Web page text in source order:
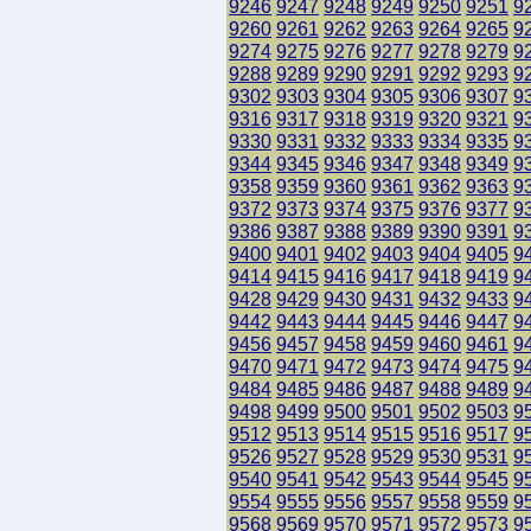
9246 9247 9248 9249 9250 9251
9260 9261 9262 9263 9264 9265
9274 9275 9276 9277 9278 9279
9288 9289 9290 9291 9292 9293
9302 9303 9304 9305 9306 9307
9316 9317 9318 9319 9320 9321
9330 9331 9332 9333 9334 9335
9344 9345 9346 9347 9348 9349
9358 9359 9360 9361 9362 9363
9372 9373 9374 9375 9376 9377
9386 9387 9388 9389 9390 9391
9400 9401 9402 9403 9404 9405
9414 9415 9416 9417 9418 9419
9428 9429 9430 9431 9432 9433
9442 9443 9444 9445 9446 9447
9456 9457 9458 9459 9460 9461
9470 9471 9472 9473 9474 9475
9484 9485 9486 9487 9488 9489
9498 9499 9500 9501 9502 9503
9512 9513 9514 9515 9516 9517
9526 9527 9528 9529 9530 9531
9540 9541 9542 9543 9544 9545
9554 9555 9556 9557 9558 9559
9568 9569 9570 9571 9572 9573